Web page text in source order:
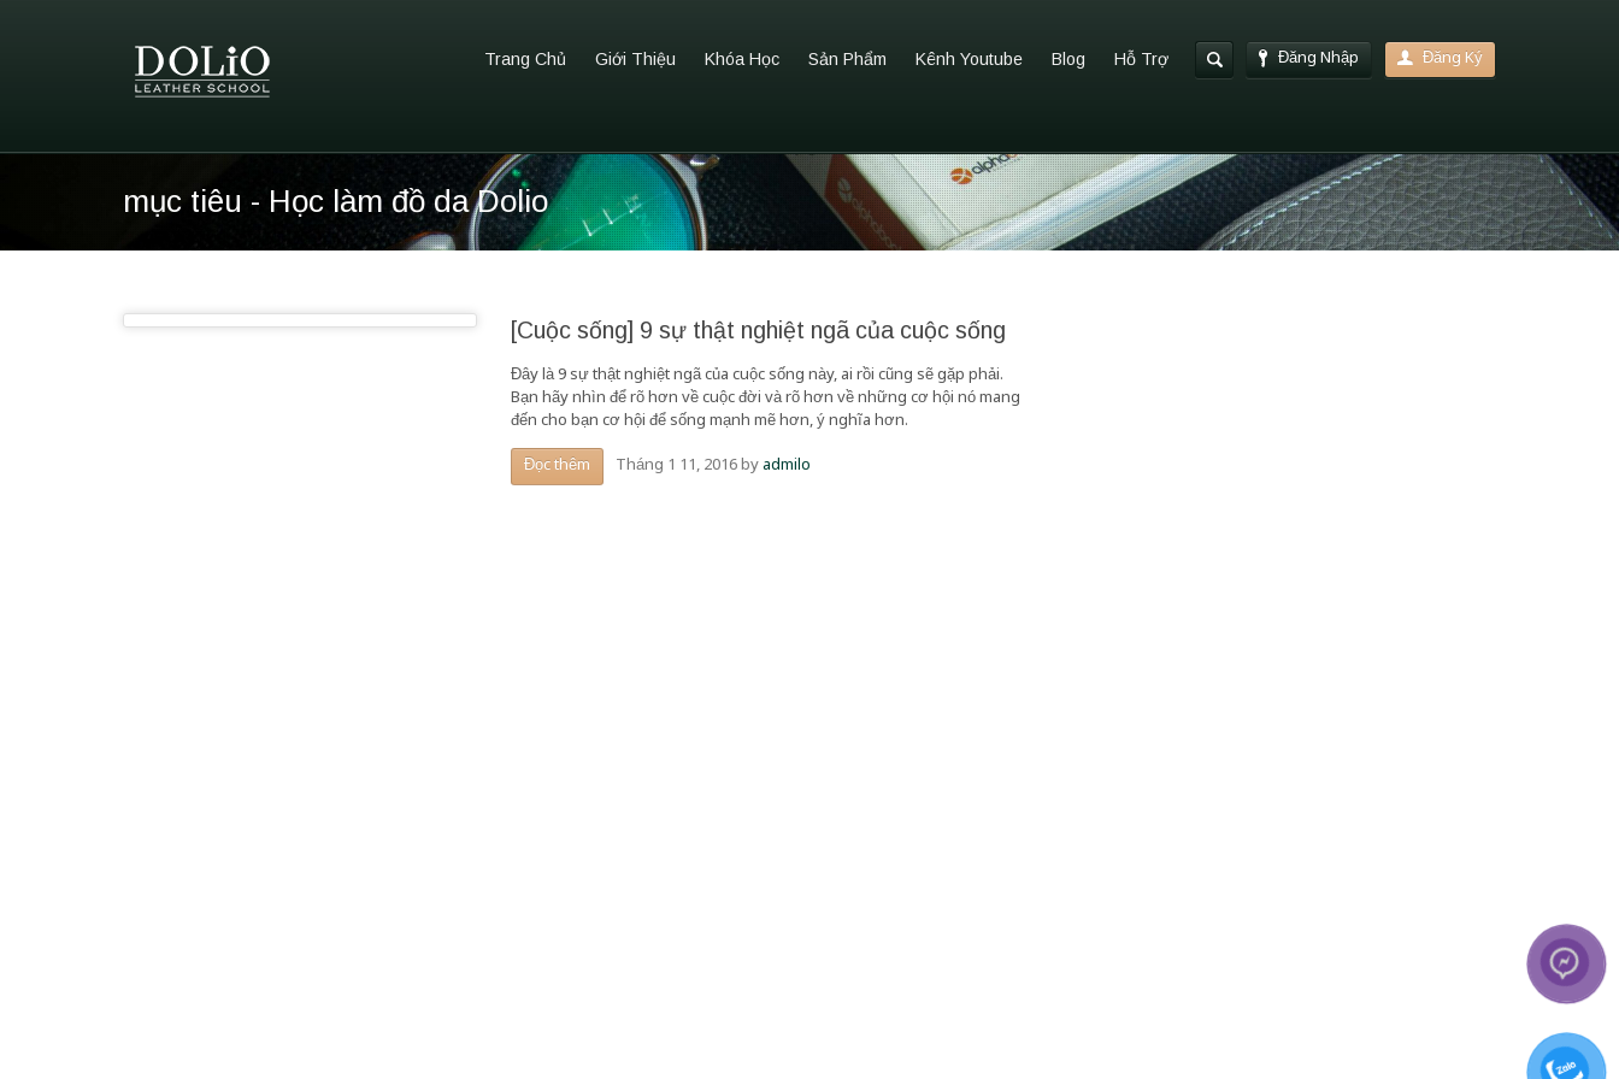
Đăng Nhập Đăng Ký
Trang Chủ Giới Thiệu Khóa Học Sản Phẩm Kênh Youtube Blog Hỗ Trợ
mục tiêu - Học làm đồ da Dolio
[Cuộc sống] 9 sự thật nghiệt ngã của cuộc sống
Đây là 9 sự thật nghiệt ngã của cuộc sống này, ai rồi cũng sẽ gặp phải.
Bạn hãy nhìn để rõ hơn về cuộc đời và rõ hơn về những cơ hội nó mang
đến cho bạn cơ hội để sống mạnh mẽ hơn, ý nghĩa hơn.
Đọc thêm Tháng 1 11, 2016byadmilo